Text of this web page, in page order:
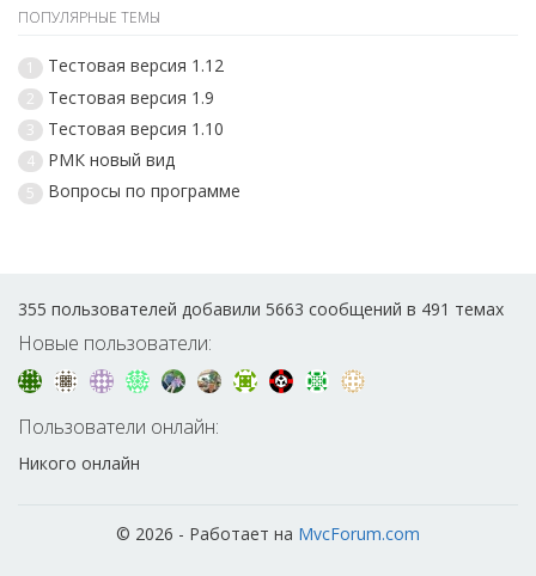
ПОПУЛЯРНЫЕ ТЕМЫ
1 Тестовая версия 1.12
2 Тестовая версия 1.9
3 Тестовая версия 1.10
4 РМК новый вид
5 Вопросы по программе
355 пользователей добавили 5663 сообщений в 491 темах
Новые пользователи:
Пользователи онлайн:
Никого онлайн
© 2026 - Работает на MvcForum.com